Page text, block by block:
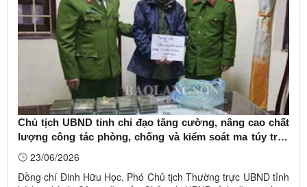
Chủ tịch UBND tỉnh chỉ đạo tăng cường, nâng cao chất
lượng công tác phòng, chống và kiểm soát ma túy trên
địa bàn tỉnh
23/06/2026
Đồng chí Đinh Hữu Học, Phó Chủ tịch Thường trực UBND tỉnh